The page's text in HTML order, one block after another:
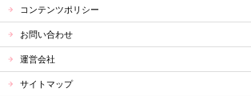
コンテンツポリシー
お問い合わせ
運営会社
サイトマップ